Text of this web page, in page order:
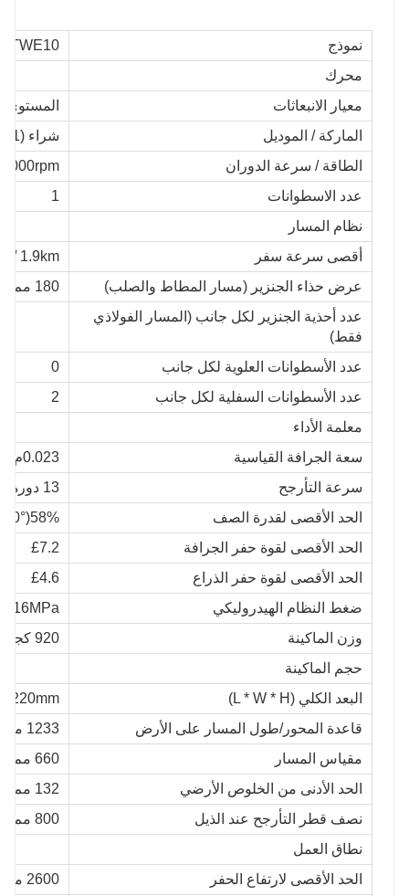
نموذج
TWE10
محرك
معيار الانبعاثات
المستوى 3 / المرحلة III
الماركة / الموديل
شراء (KD192F-1)
الطاقة / سرعة الدوران
عدد الاسطوانات
1
نظام المسار
أقصى سرعة سفر
1.9km / ساعة
عرض حذاء الجنزير (مسار المطاط والصلب)
180 مم
عدد أحذية الجنزير لكل جانب (المسار الفولاذي
فقط)
عدد الأسطوانات العلوية لكل جانب
0
عدد الأسطوانات السفلية لكل جانب
2
معلمة الأداء
سعة الجرافة القياسية
0.023م³
سرعة التأرجح
13 دورة / دقيقة
الحد الأقصى لقدرة الصف
58%(30°)
الحد الأقصى لقوة حفر الجرافة
£7.2
الحد الأقصى لقوة حفر الذراع
£4.6
ضغط النظام الهيدروليكي
16MPa
وزن الماكينة
920 كجم
حجم الماكينة
البعد الكلي (L * W * H)
قاعدة المحور/طول المسار على الأرض
1233 مم
مقياس المسار
660 مم
الحد الأدنى من الخلوص الأرضي
132 مم
نصف قطر التأرجح عند الذيل
800 مم
نطاق العمل
الحد الأقصى لارتفاع الحفر
2600 مم